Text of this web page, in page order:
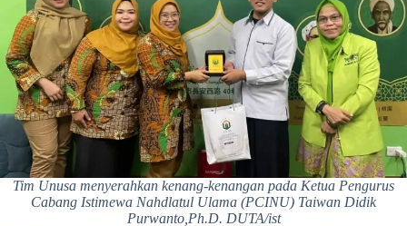
Tim Unusa menyerahkan kenang-kenangan pada Ketua Pengurus
Cabang Istimewa Nahdlatul Ulama (PCINU) Taiwan Didik
Purwanto,Ph.D. DUTA/ist